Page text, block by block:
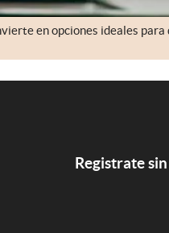
en opciones ideales
Registrate